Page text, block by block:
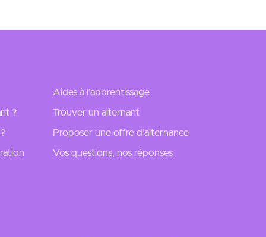
?
Aides à l’apprentissage
Trouver un alternant
Proposer une offre d’alternance
Vos questions, nos réponses